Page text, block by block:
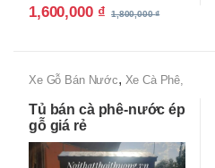
1,600,000 ₫ 1,800,000₫
Xe Gỗ Bán Nước, Xe Cà Phê,
Tủ bán cà phê-nước ép
gỗ giá rẻ